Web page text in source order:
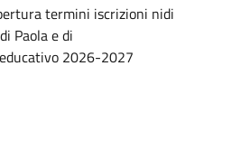
termini iscrizioni nidi
Paola e di
2026-2027